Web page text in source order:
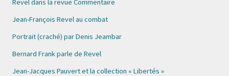
Revel dans la revue Commentaire
Jean-François Revel au combat
Portrait (craché) par Denis Jeambar
Bernard Frank parle de Revel
Jean-Jacques Pauvert et la collection « Libertés »